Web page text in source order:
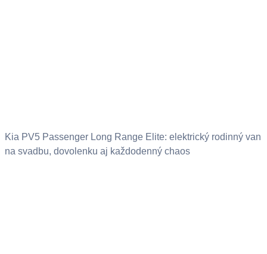
Kia PV5 Passenger Long Range Elite: elektrický rodinný van
na svadbu, dovolenku aj každodenný chaos